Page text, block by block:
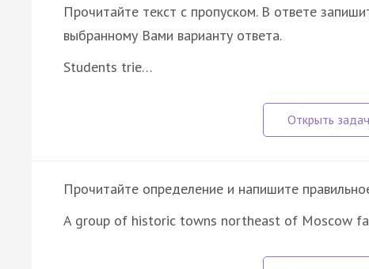
Прочитайте текст с пропуском. В ответе
выбранному Вами варианту ответа.
Students trie…
Прочитайте определение и напишите
A group of historic towns northeast of Moscow